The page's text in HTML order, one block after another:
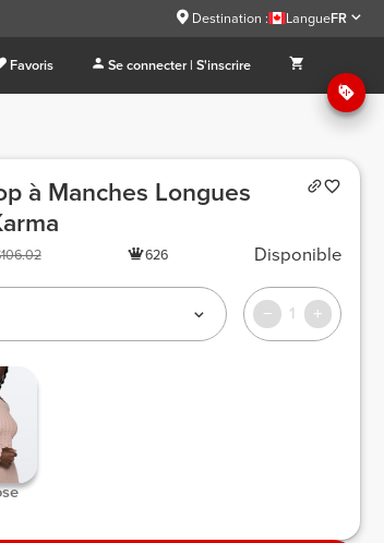
Destination : LangueFR
Favoris Se connecter | S'inscrire
à Manches Longues
626 Disponible
1